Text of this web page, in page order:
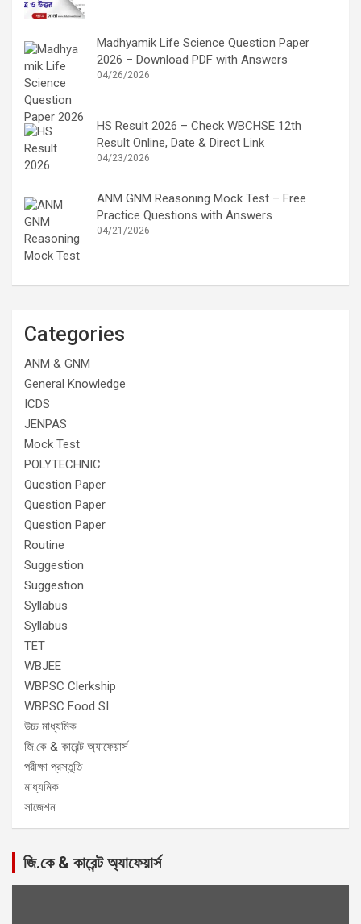
Madhyamik Life Science Question Paper
2026 – Download PDF with Answers
04/26/2026
HS Result 2026 – Check WBCHSE 12th
Result Online, Date & Direct Link
04/23/2026
ANM GNM Reasoning Mock Test – Free
Practice Questions with Answers
04/21/2026
Categories
ANM & GNM
General Knowledge
ICDS
JENPAS
Mock Test
POLYTECHNIC
Question Paper
Question Paper
Question Paper
Routine
Suggestion
Suggestion
Syllabus
Syllabus
TET
WBJEE
WBPSC Clerkship
WBPSC Food SI
উচ্চ মাধ্যমিক
জি.কে & কারেন্ট অ্যাফেয়ার্স
পরীক্ষা প্রস্তুতি
মাধ্যমিক
সাজেশন
জি.কে & কারেন্ট অ্যাফেয়ার্স